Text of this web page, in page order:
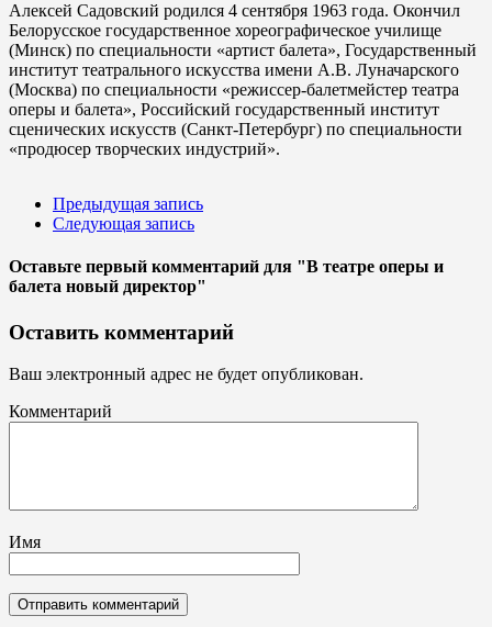
Алексей Садовский родился 4 сентября 1963 года. Окончил
Белорусское государственное хореографическое училище
(Минск) по специальности «артист балета», Государственный
институт театрального искусства имени А.В. Луначарского
(Москва) по специальности «режиссер-балетмейстер театра
оперы и балета», Российский государственный институт
сценических искусств (Санкт-Петербург) по специальности
«продюсер творческих индустрий».
Предыдущая запись
Следующая запись
Оставьте первый комментарий для "В театре оперы и
балета новый директор"
Оставить комментарий
Ваш электронный адрес не будет опубликован.
Комментарий
Имя